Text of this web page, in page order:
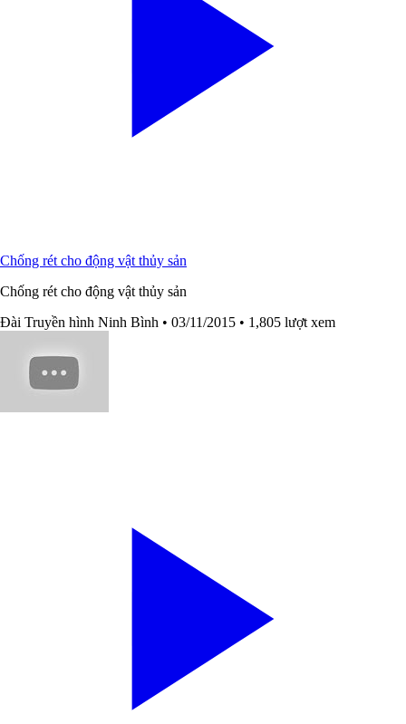
Chống rét cho động vật thủy sản
Chống rét cho động vật thủy sản
Đài Truyền hình Ninh Bình • 03/11/2015 • 1,805 lượt xem